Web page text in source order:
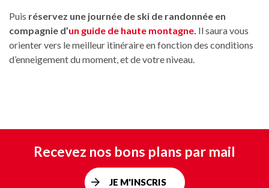
Puis réservez une journée de ski de randonnée en
compagnie d’un guide de haute montagne Il saura vous
orienter vers le meilleur itinéraire en fonction des conditions
d’enneigement du moment, et de votre niveau.
Recevez nos bons plans par mail
JE M'INSCRIS